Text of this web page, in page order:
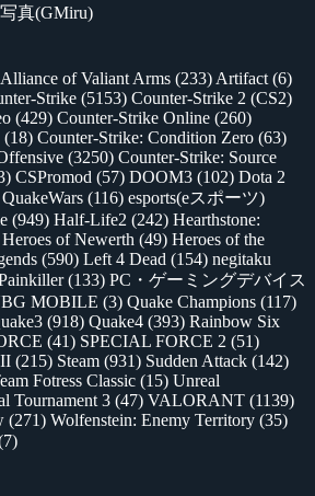
真(GMiru)
Alliance of Valiant Arms (233) Artifact (6)
Strike (5153) Counter-Strike 2 (CS2)
(429) Counter-Strike Online (260)
(18) Counter-Strike: Condition Zero (63)
(3250) Counter-Strike: Source
CSPromod (57) DOOM3 (102) Dota 2
(116) esports(eスポーツ)
(949) Half-Life2 (242) Hearthstone:
Heroes of Newerth (49) Heroes of the
(590) Left 4 Dead (154) negitaku
(133) PC・ゲーミングデバイス
MOBILE (3) Quake Champions (117)
(918) Quake4 (393) Rainbow Six
(41) SPECIAL FORCE 2 (51)
(215) Steam (931) Sudden Attack (142)
Fotress Classic (15) Unreal
Tournament 3 (47) VALORANT (1139)
(271) Wolfenstein: Enemy Territory (35)